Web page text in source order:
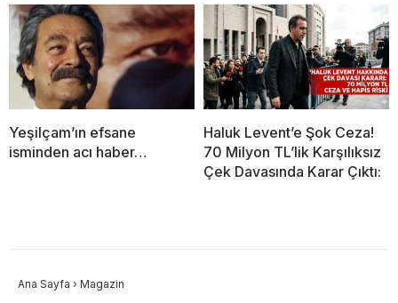
Yeşilçam’ın efsane
isminden acı haber…
Haluk Levent’e Şok Ceza!
70 Milyon TL’lik Karşılıksız
Çek Davasında Karar Çıktı:
Ana Sayfa › Magazin